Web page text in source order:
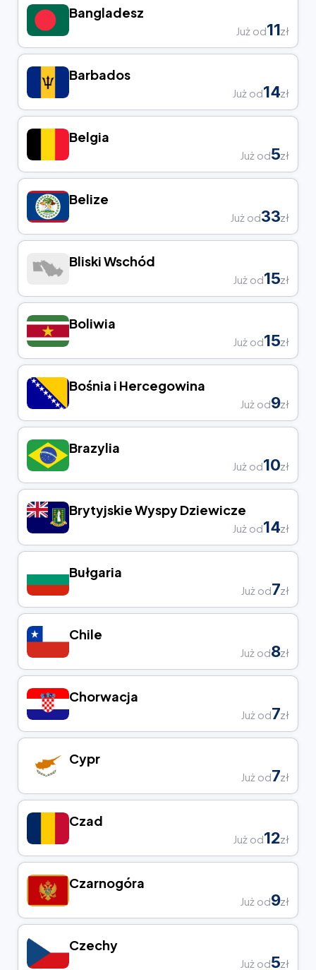
Bangladesz
Już od11zł
Barbados
Już od14zł
Belgia
Już od5zł
Belize
Już od33zł
Bliski Wschód
Już od15zł
Boliwia
Już od15zł
Bośnia i Hercegowina
Już od9zł
Brazylia
Już od10zł
Brytyjskie Wyspy Dziewicze
Już od14zł
Bułgaria
Już od7zł
Chile
Już od8zł
Chorwacja
Już od7zł
Cypr
Już od7zł
Czad
Już od12zł
Czarnogóra
Już od9zł
Czechy
Już od5zł